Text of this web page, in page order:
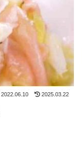
2022.06.10 2025.03.22